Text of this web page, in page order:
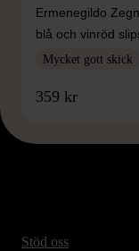
Ermenegildo
blå och vinröd
Mycket gott skick
359 kr
Stöd oss